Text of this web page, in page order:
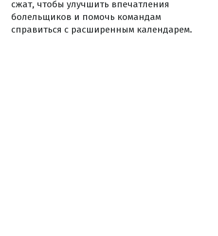
сжат, чтобы улучшить впечатления
болельщиков и помочь командам
справиться с расширенным календарем.